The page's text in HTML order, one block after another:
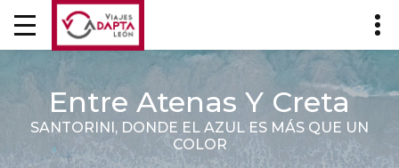
Entre Atenas Y Creta
SANTORINI, DONDE EL AZUL ES MÁS QUE UN
COLOR